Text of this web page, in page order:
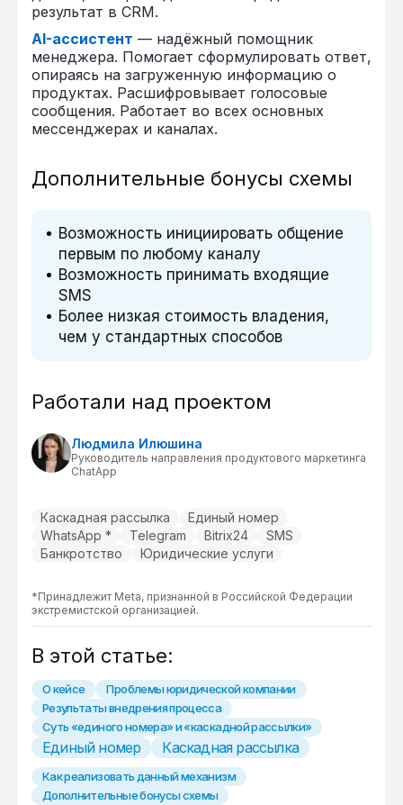
результат в CRM.
AI-ассистент — надёжный помощник
менеджера. Помогает сформулировать ответ,
опираясь на загруженную информацию о
продуктах. Расшифровывает голосовые
сообщения. Работает во всех основных
мессенджерах и каналах.
Дополнительные бонусы схемы
Возможность инициировать общение
первым по любому каналу
Возможность принимать входящие
SMS
Более низкая стоимость владения,
чем у стандартных способов
Работали над проектом
Людмила Илюшина
Руководитель направления продуктового маркетинга
ChatApp
Каскадная рассылка
Единый номер
WhatsApp *
Telegram Bitrix24
SMS
Банкротство
Юридические услуги
*Принадлежит Meta, признанной в Российской Федерации
экстремистской организацией.
В этой статье:
О кейсе
Проблемы юридической компании
Результаты внедрения процесса
Суть «единого номера» и «каскадной рассылки»
Единый номер Каскадная рассылка
Как реализовать данный механизм
Дополнительные бонусы схемы